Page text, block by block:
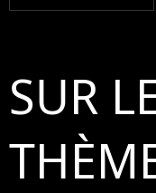
SUR